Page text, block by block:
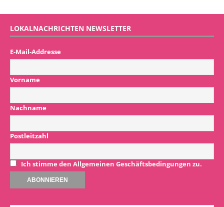
LOKALNACHRICHTEN NEWSLETTER
E-Mail-Addresse
Vorname
Nachname
Postleitzahl
Ich stimme den Allgemeinen Geschäftsbedingungen zu.